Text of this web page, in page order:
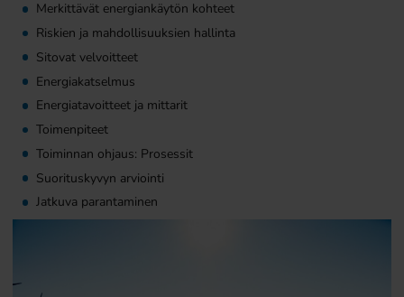
Merkittävät energiankäytön kohteet
Riskien ja mahdollisuuksien hallinta
Sitovat velvoitteet
Energiakatselmus
Energiatavoitteet ja mittarit
Toimenpiteet
Toiminnan ohjaus: Prosessit
Suorituskyvyn arviointi
Jatkuva parantaminen